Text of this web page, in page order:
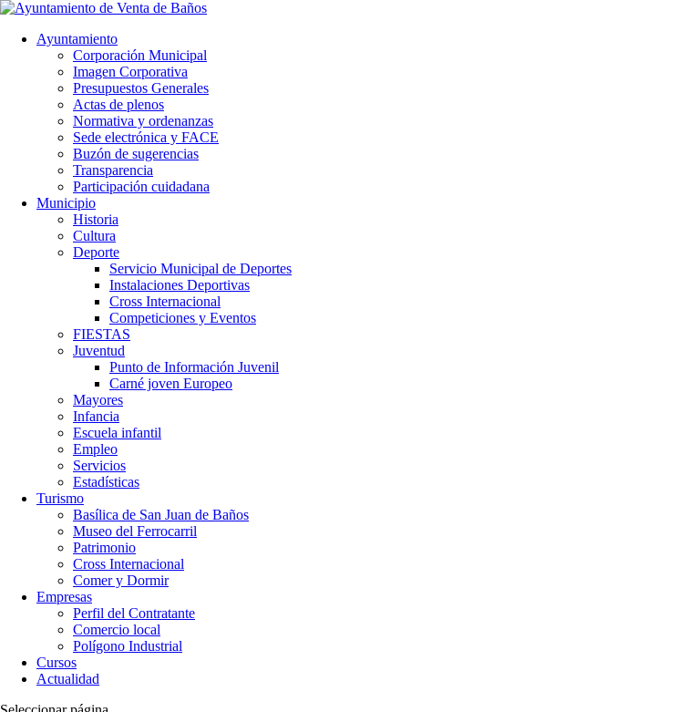
Ayuntamiento
Corporación Municipal
Imagen Corporativa
Presupuestos Generales
Actas de plenos
Normativa y ordenanzas
Sede electrónica y FACE
Buzón de sugerencias
Transparencia
Participación cuidadana
Municipio
Historia
Cultura
Deporte
Servicio Municipal de Deportes
Instalaciones Deportivas
Cross Internacional
Competiciones y Eventos
FIESTAS
Juventud
Punto de Información Juvenil
Carné joven Europeo
Mayores
Infancia
Escuela infantil
Empleo
Servicios
Estadísticas
Turismo
Basílica de San Juan de Baños
Museo del Ferrocarril
Patrimonio
Cross Internacional
Comer y Dormir
Empresas
Perfil del Contratante
Comercio local
Polígono Industrial
Cursos
Actualidad